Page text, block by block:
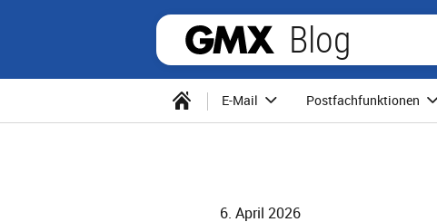
Blog
E-Mail Postfachfunktionen
6. April 2026